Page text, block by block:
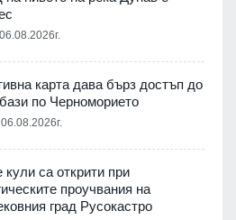
06.08.2026г.
карта дава бърз достъп до
по Черноморието
06.08.2026г.
кули са открити при
проучвания на
град Русокастро